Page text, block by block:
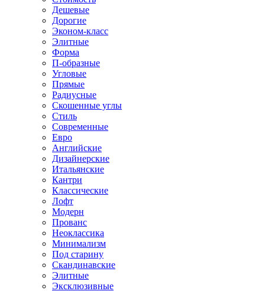
Дешевые
Дорогие
Эконом-класс
Элитные
Форма
П-образные
Угловые
Прямые
Радиусные
Скошенные углы
Стиль
Современные
Евро
Английские
Дизайнерские
Итальянские
Кантри
Классические
Лофт
Модерн
Прованс
Неоклассика
Минимализм
Под старину
Скандинавские
Элитные
Эксклюзивные